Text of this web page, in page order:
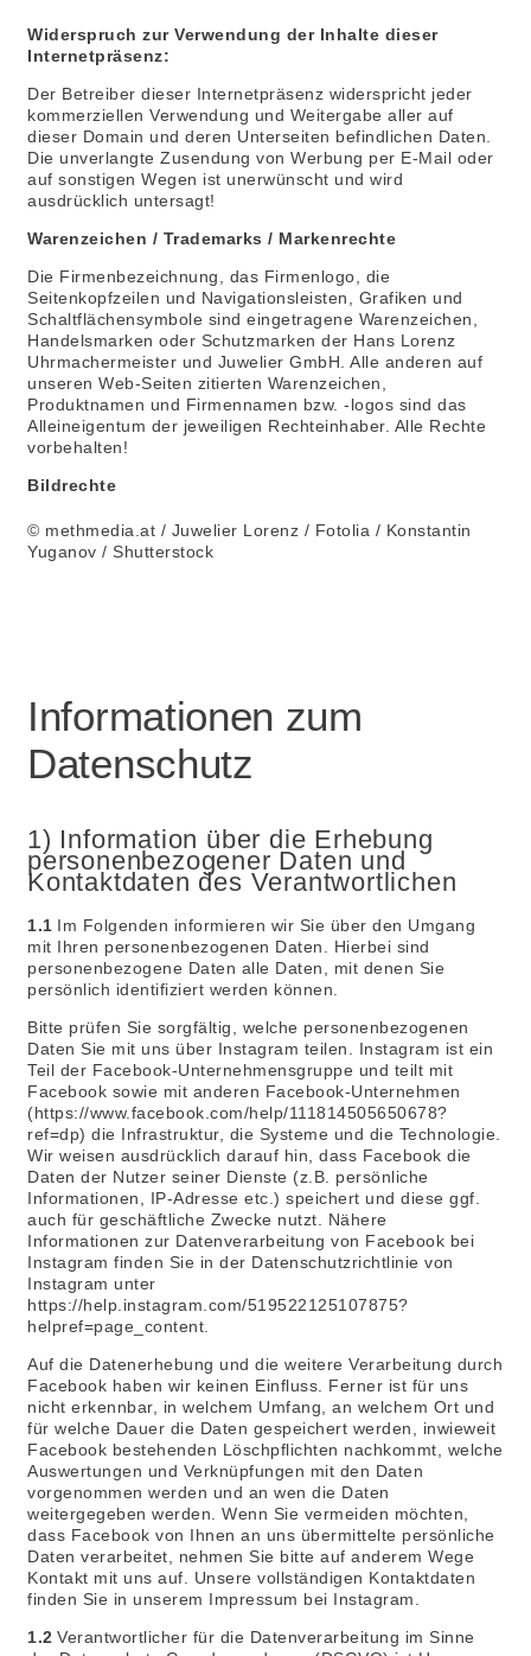
Widerspruch zur Verwendung der Inhalte dieser
Internetpräsenz:
Der Betreiber dieser Internetpräsenz widerspricht jeder
kommerziellen Verwendung und Weitergabe aller auf
dieser Domain und deren Unterseiten befindlichen Daten.
Die unverlangte Zusendung von Werbung per E-Mail oder
auf sonstigen Wegen ist unerwünscht und wird
ausdrücklich untersagt!
Warenzeichen / Trademarks / Markenrechte
Die Firmenbezeichnung, das Firmenlogo, die
Seitenkopfzeilen und Navigationsleisten, Grafiken und
Schaltflächensymbole sind eingetragene Warenzeichen,
Handelsmarken oder Schutzmarken der Hans Lorenz
Uhrmachermeister und Juwelier GmbH. Alle anderen auf
unseren Web-Seiten zitierten Warenzeichen,
Produktnamen und Firmennamen bzw. -logos sind das
Alleineigentum der jeweiligen Rechteinhaber. Alle Rechte
vorbehalten!
Bildrechte
© methmedia.at / Juwelier Lorenz / Fotolia / Konstantin
Yuganov / Shutterstock
Informationen zum
Datenschutz
1) Information über die Erhebung
personenbezogener Daten und
Kontaktdaten des Verantwortlichen
1.1 Im Folgenden informieren wir Sie über den Umgang
mit Ihren personenbezogenen Daten. Hierbei sind
personenbezogene Daten alle Daten, mit denen Sie
persönlich identifiziert werden können.
Bitte prüfen Sie sorgfältig, welche personenbezogenen
Daten Sie mit uns über Instagram teilen. Instagram ist ein
Teil der Facebook-Unternehmensgruppe und teilt mit
Facebook sowie mit anderen Facebook-Unternehmen
(https://www.facebook.com/help/111814505650678?
ref=dp) die Infrastruktur, die Systeme und die Technologie.
Wir weisen ausdrücklich darauf hin, dass Facebook die
Daten der Nutzer seiner Dienste (z.B. persönliche
Informationen, IP-Adresse etc.) speichert und diese ggf.
auch für geschäftliche Zwecke nutzt. Nähere
Informationen zur Datenverarbeitung von Facebook bei
Instagram finden Sie in der Datenschutzrichtlinie von
Instagram unter
https://help.instagram.com/519522125107875?
helpref=page_content.
Auf die Datenerhebung und die weitere Verarbeitung durch
Facebook haben wir keinen Einfluss. Ferner ist für uns
nicht erkennbar, in welchem Umfang, an welchem Ort und
für welche Dauer die Daten gespeichert werden, inwieweit
Facebook bestehenden Löschpflichten nachkommt, welche
Auswertungen und Verknüpfungen mit den Daten
vorgenommen werden und an wen die Daten
weitergegeben werden. Wenn Sie vermeiden möchten,
dass Facebook von Ihnen an uns übermittelte persönliche
Daten verarbeitet, nehmen Sie bitte auf anderem Wege
Kontakt mit uns auf. Unsere vollständigen Kontaktdaten
finden Sie in unserem Impressum bei Instagram.
1.2 Verantwortlicher für die Datenverarbeitung im Sinne